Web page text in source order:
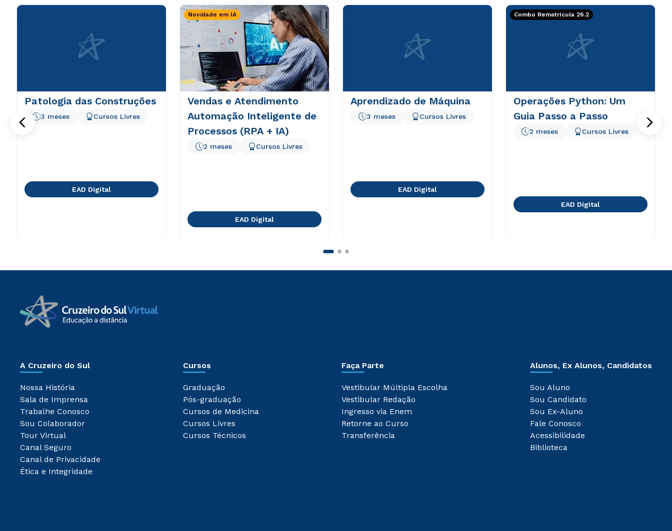
Patologia das Construções
3 meses Cursos Livres
EAD Digital
Novidade em IA
Vendas e Atendimento
Automação Inteligente de
Processos (RPA + IA)
2 meses Cursos Livres
EAD Digital
Aprendizado de Máquina
3 meses Cursos Livres
EAD Digital
Combo Rematrícula 26.2
Operações Python: Um
Guia Passo a Passo
2 meses Cursos Livres
EAD Digital
A Cruzeiro do Sul
Nossa História
Sala de Imprensa
Trabalhe Conosco
Sou Colaborador
Tour Virtual
Canal Seguro
Canal de Privacidade
Ética e Integridade
Cursos
Graduação
Pós-graduação
Cursos de Medicina
Cursos Livres
Cursos Técnicos
Faça Parte
Vestibular Múltipla Escolha
Vestibular Redação
Ingresso via Enem
Retorne ao Curso
Transferência
Alunos, Ex Alunos, Candidatos
Sou Aluno
Sou Candidato
Sou Ex-Aluno
Fale Conosco
Acessibilidade
Biblioteca